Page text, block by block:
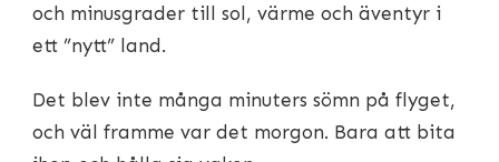
och minusgrader till sol, värme och äventyr i
ett ”nytt” land.
Det blev inte många minuters sömn på flyget,
och väl framme var det morgon. Bara att bita